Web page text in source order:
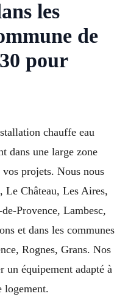
les
de
pour
chauffe eau
dans une large zone
projets. Nous nous
Le Château, Les Aires,
Provence, Lambesc,
et dans les communes
Rognes, Grans. Nos
un équipement adapté à
logement.